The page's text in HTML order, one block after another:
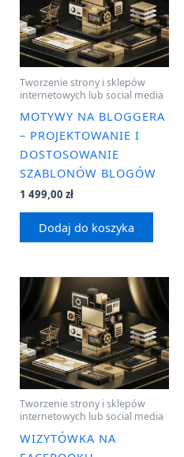
Tworzenie strony i sklepów
internetowych lub social media
MOTYWY NA BLOGGERA
– PROJEKTOWANIE I
DOSTOSOWANIE
SZABLONÓW BLOGÓW
1 499,00 zł
Dodaj do koszyka
Tworzenie strony i sklepów
internetowych lub social media
WIZYTÓWKA NA